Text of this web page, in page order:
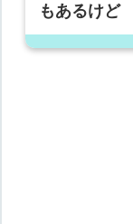
もあるけど